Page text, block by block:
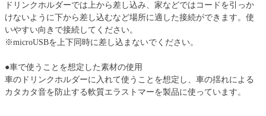
ドリンクホルダーでは上から差し込み、家などではコードを引っか
けないように下から差し込むなど場所に適した接続ができます。使
いやすい向きで接続してください。
※microUSBを上下同時に差し込まないでください。
●車で使うことを想定した素材の使用
車のドリンクホルダーに入れて使うことを想定し、車の揺れによる
カタカタ音を防止する軟質エラストマーを製品に使っています。